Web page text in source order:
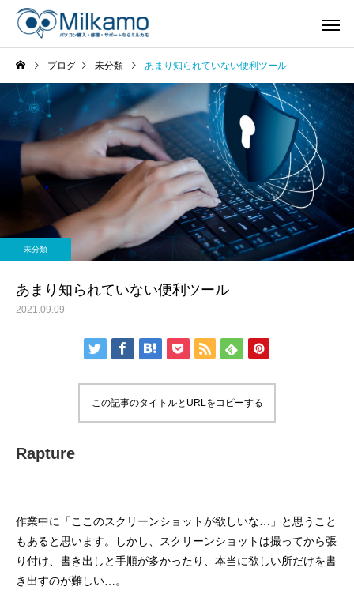
ブログ 未分類 あまり知られていない便利ツール
未分類
あまり知られていない便利ツール
2021.09.09
この記事のタイトルとURLをコピーする
Rapture
作業中に「ここのスクリーンショットが欲しいな…」と思うこと
もあると思います。しかし、スクリーンショットは撮ってから張
り付け、書き出しと手順が多かったり、本当に欲しい所だけを書
き出すのが難しい…。